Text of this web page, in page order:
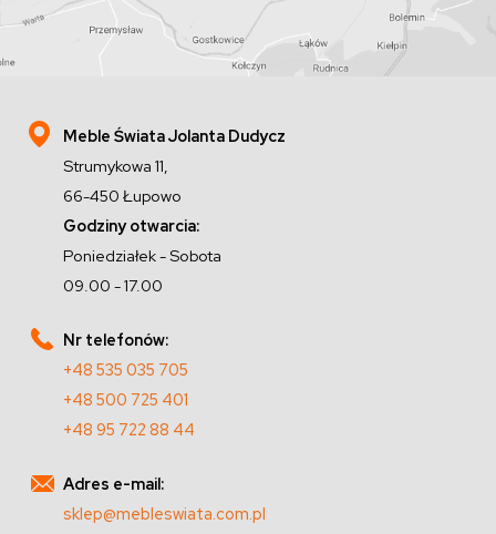
Meble Świata Jolanta Dudycz
Strumykowa 11,
66-450 Łupowo
Godziny otwarcia:
Poniedziałek - Sobota
09.00 - 17.00
Nr telefonów:
+48 535 035 705
+48 500 725 401
+48 95 722 88 44
Adres e-mail:
sklep@mebleswiata.com.pl